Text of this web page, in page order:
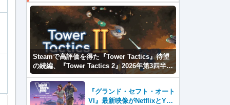
Steamで高評価を得た『Tower Tactics』待望
の続編、『Tower Tactics 2』2026年第3四半期
に早期アクセス開始
『グランド・セフト・オート
VI』最新映像がNetflixとYou